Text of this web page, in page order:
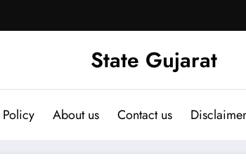
State Gujarat
About us Contact us Disclaimer